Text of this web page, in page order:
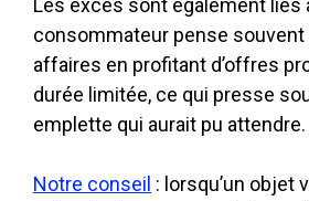
Les excès sont également liés
consommateur pense souvent
affaires en profitant d’offres
durée limitée, ce qui presse
emplette qui aurait pu attendre.
Notre conseil : lorsqu’un objet